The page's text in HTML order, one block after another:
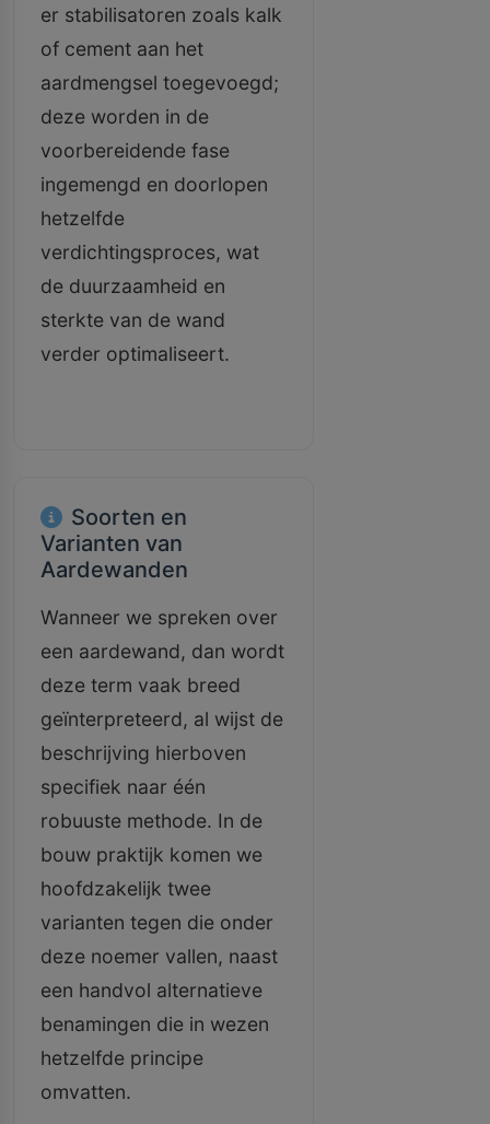
er stabilisatoren zoals kalk
of cement aan het
aardmengsel toegevoegd;
deze worden in de
voorbereidende fase
ingemengd en doorlopen
hetzelfde
verdichtingsproces, wat
de duurzaamheid en
sterkte van de wand
verder optimaliseert.
Soorten en
Varianten van
Aardewanden
Wanneer we spreken over
een aardewand, dan wordt
deze term vaak breed
geïnterpreteerd, al wijst de
beschrijving hierboven
specifiek naar één
robuuste methode. In de
bouw praktijk komen we
hoofdzakelijk twee
varianten tegen die onder
deze noemer vallen, naast
een handvol alternatieve
benamingen die in wezen
hetzelfde principe
omvatten.